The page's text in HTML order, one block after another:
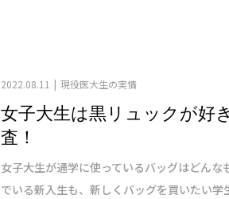
2022.08.11 現役医大生の実情
女子大生は黒リュックが好
査！
女子大生が通学に使っているバッグはどん
でいる新入生も、新しくバッグを買いたい